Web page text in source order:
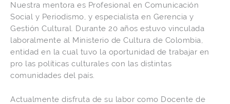
Nuestra mentora es Profesional en Comunicación
Social y Periodismo, y especialista en Gerencia y
Gestión Cultural. Durante 20 años estuvo vinculada
laboralmente al Ministerio de Cultura de Colombia,
entidad en la cual tuvo la oportunidad de trabajar en
pro las políticas culturales con las distintas
comunidades del país.
Actualmente disfruta de su labor como Docente de